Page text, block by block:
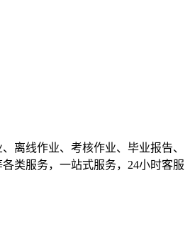
离线作业、考核作业、毕业报告、
类服务，一站式服务，24小时客服